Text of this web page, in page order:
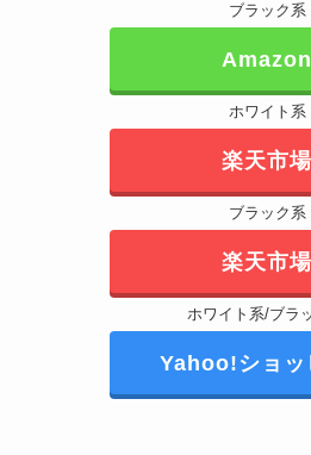
ブラック系
Amazon
ホワイト系
楽天市場
ブラック系
楽天市場
ホワイト系/ブラ
Yahoo!ショッ